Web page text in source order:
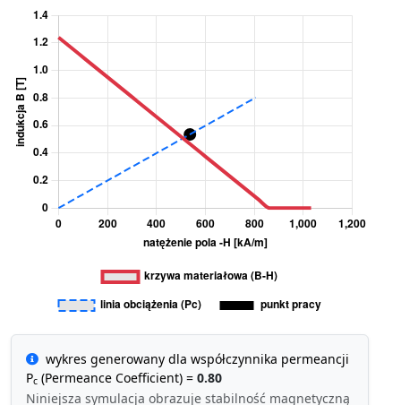
wykres generowany dla współczynnika permeancji
Pc (Permeance Coefficient) = 0.80
Niniejsza symulacja obrazuje stabilność magnetyczną